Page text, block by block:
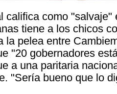
califica como "salvaje"
tiene a los chicos
la pelea entre
"20 gobernadores
a una paritaria
"Sería bueno que lo